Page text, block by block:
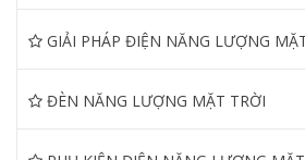
GIẢI PHÁP ĐIỆN NĂNG LƯỢNG
ĐÈN NĂNG LƯỢNG MẶT TRỜI